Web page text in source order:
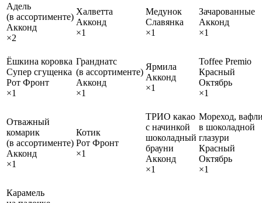
Адель
(в ассортименте)
Акконд
×2
Халветта
Акконд
×1
Медунок
Славянка
×1
Зачарованные
Акконд
×1
Ёшкина коровка
Супер сгущенка
Рот Фронт
×1
Гранднатс
(в ассортименте)
Акконд
×1
Ярмила
Акконд
×1
Toffee Premio
Красный
Октябрь
×1
Отважный
комарик
(в ассортименте)
Акконд
×1
Котик
Рот Фронт
×1
ТРИО какао
с начинкой
шоколадный
брауни
Акконд
×1
Мореход,
в шоколадной
глазури
Красный
Октябрь
×1
Карамель